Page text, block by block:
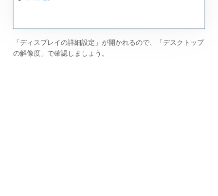
「ディスプレイの詳細設定」が開かれるので、「デスクトップ
の解像度」で確認しましょう。